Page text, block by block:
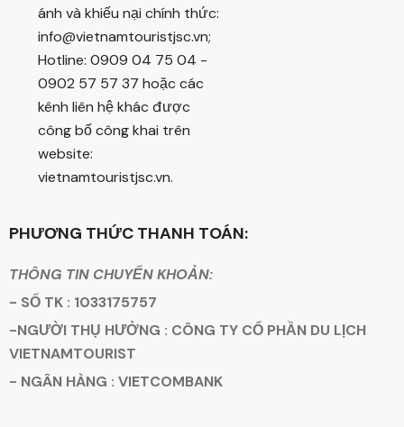
ánh và khiếu nại chính thức:
info@vietnamtouristjsc.vn;
Hotline: 0909 04 75 04 -
0902 57 57 37 hoặc các
kênh liên hệ khác được
công bố công khai trên
website:
vietnamtouristjsc.vn.
PHƯƠNG THỨC THANH TOÁN:
THÔNG TIN CHUYỂN KHOẢN:
- SỐ TK : 1033175757
-NGƯỜI THỤ HƯỞNG : CÔNG TY CỔ PHẦN DU LỊCH
VIETNAMTOURIST
- NGÂN HÀNG : VIETCOMBANK